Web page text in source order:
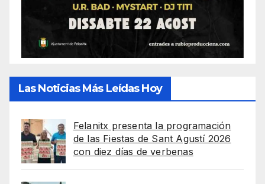
Las Noticias Más Leídas Hoy
Felanitx presenta la programación
de las Fiestas de Sant Agustí 2026
con diez días de verbenas